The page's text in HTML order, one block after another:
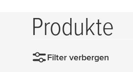
Produkte
Filter verbergen